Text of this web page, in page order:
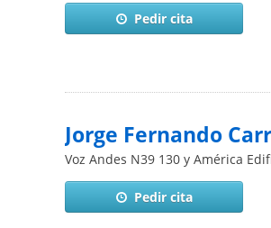
Pedir cita
Jorge Fernando
Voz Andes N39 130 y América
Pedir cita